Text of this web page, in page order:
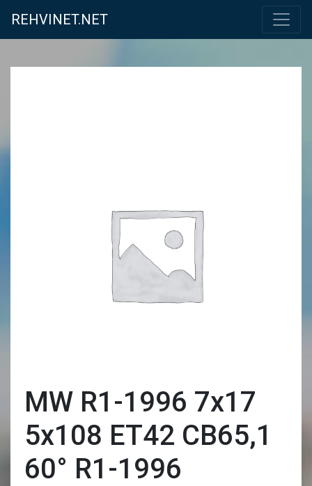
REHVINET.NET
MW R1-1996 7x17
5x108 ET42 CB65,1
60° R1-1996